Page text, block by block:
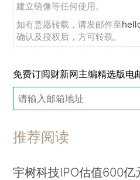
建立镜像等任何使用。
如有意愿转载，请发邮件至
确认及授权后，方可转载。
免费订阅财新网主编精选版电
推荐阅读
宇树科技IPO估值600亿